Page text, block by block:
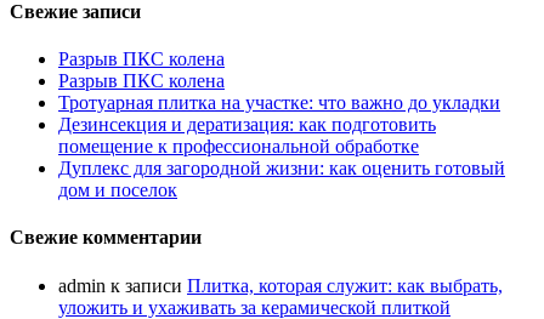
Свежие записи
Разрыв ПКС колена
Разрыв ПКС колена
Тротуарная плитка на участке: что важно до укладки
Дезинсекция и дератизация: как подготовить
помещение к профессиональной обработке
Дуплекс для загородной жизни: как оценить готовый
дом и поселок
Свежие комментарии
admin к записи Плитка, которая служит: как выбрать,
уложить и ухаживать за керамической плиткой